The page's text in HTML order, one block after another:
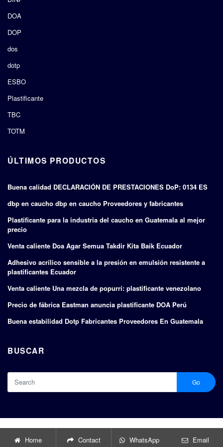
DOA
DOP
dos
dotp
ESBO
Plastificante
TBC
TOTM
ÚLTIMOS PRODUCTOS
Buena calidad DECLARACIÓN DE PRESTACIONES DoP: 0134 ES
dbp en caucho dbp en caucho Proveedores y fabricantes
Plastificante para la industria del caucho en Guatemala al mejor
precio
Venta caliente Doa Agar Semua Takdir Kita Baik Ecuador
Adhesivo acrílico sensible a la presión en emulsión resistente a
plastificantes Ecuador
Venta caliente Una mezcla de popurrí: plastificante venezolano
Precio de fábrica Eastman anuncia plastificante DOA Perú
Buena estabilidad Dotp Fabricantes Proveedores En Guatemala
BUSCAR
Go
Home Contact WhatsApp Email